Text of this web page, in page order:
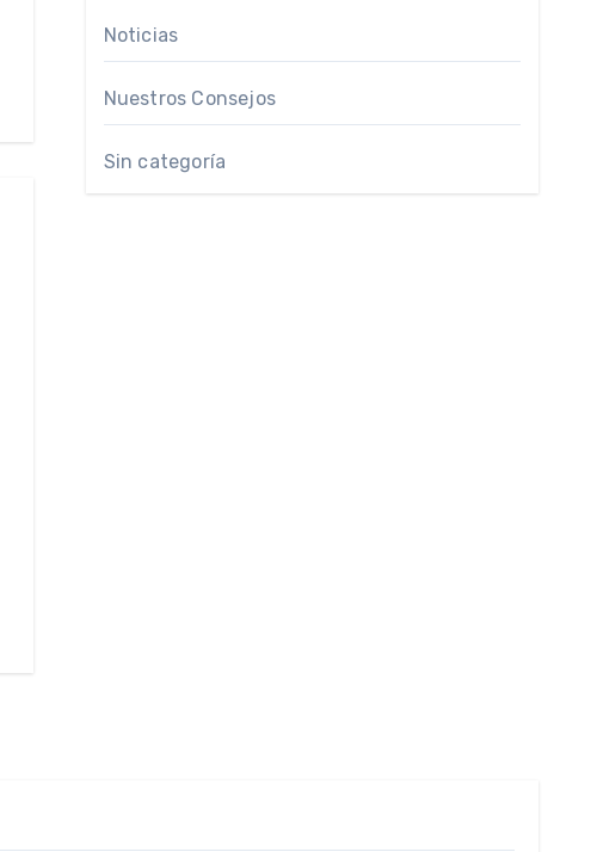
Noticias
Nuestros Consejos
Sin categoría